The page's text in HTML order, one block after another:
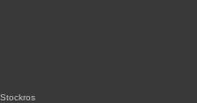
Stockros